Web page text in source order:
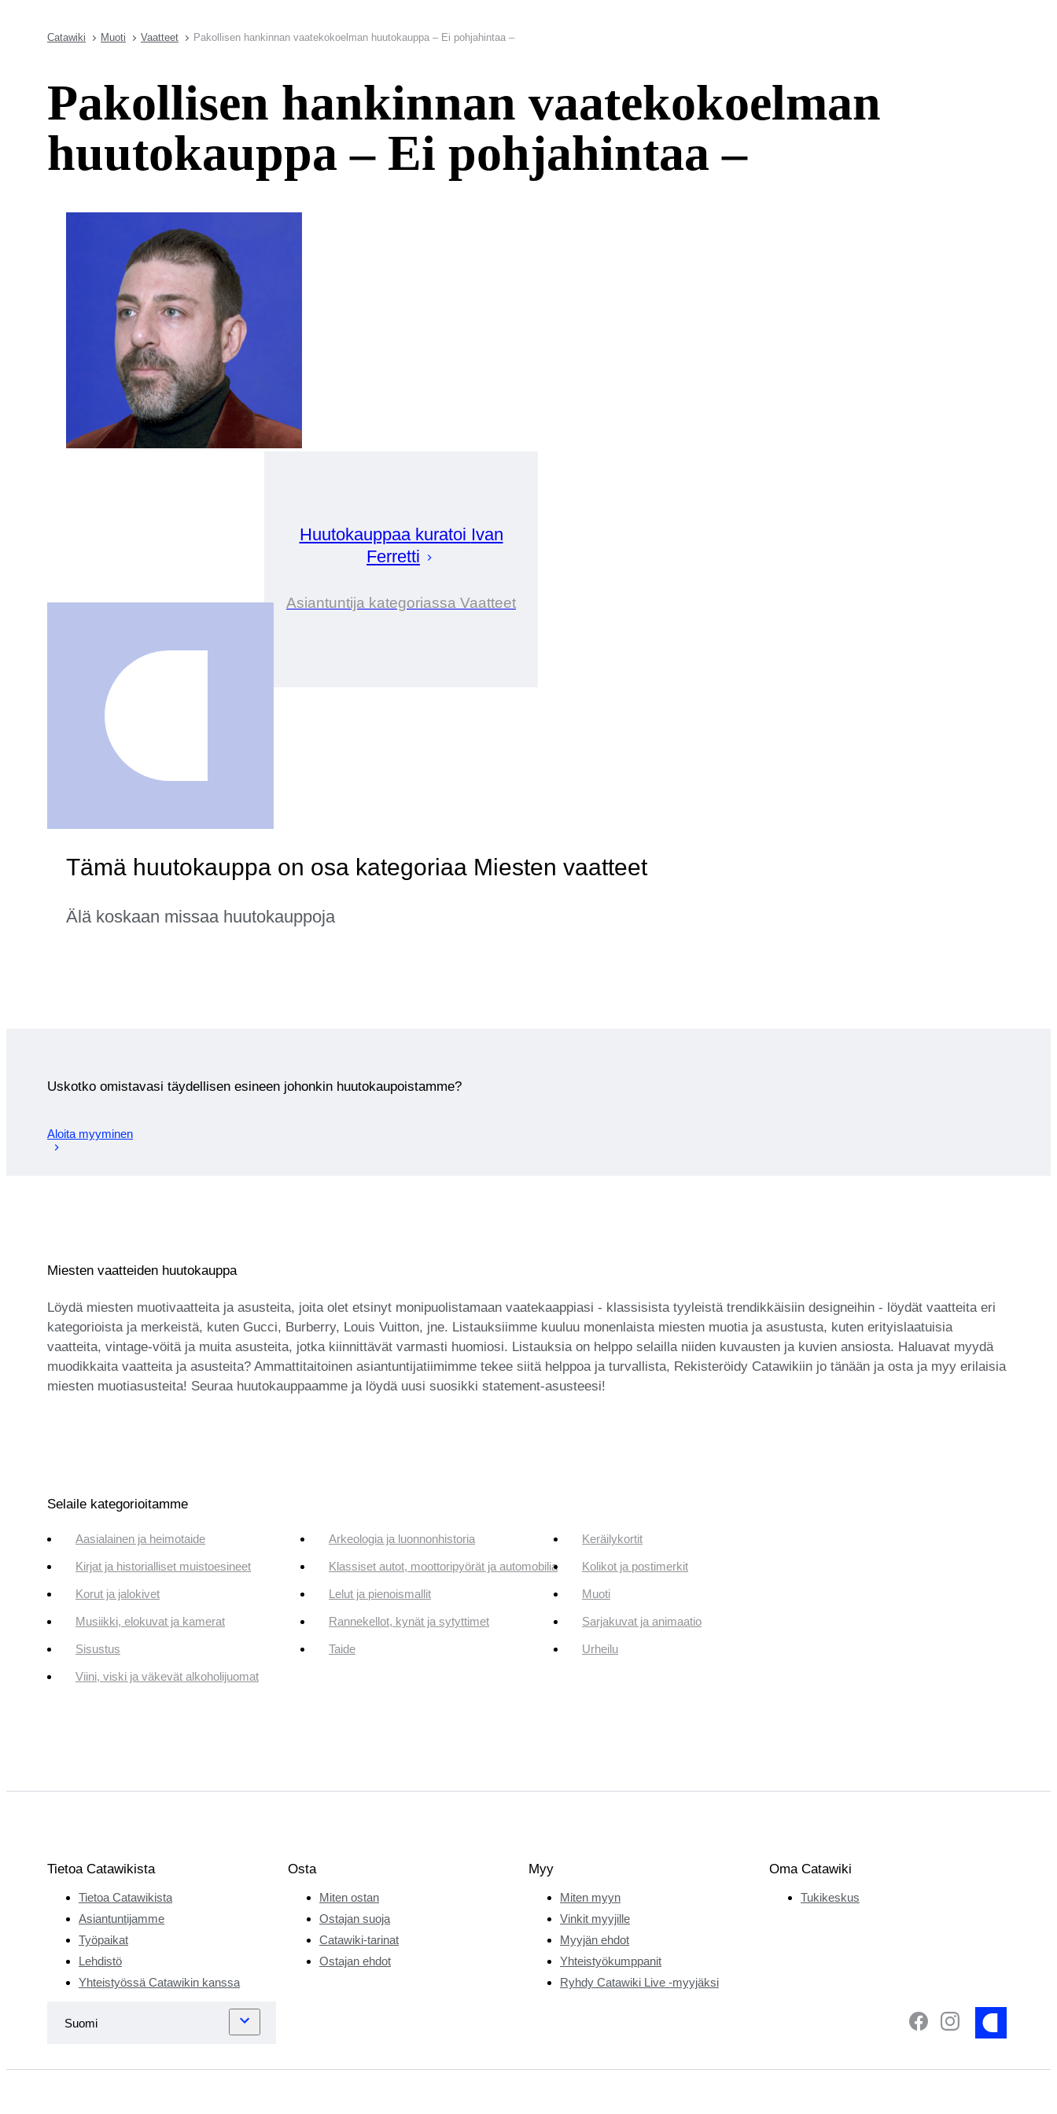
Catawiki Muoti Vaatteet Pakollisen hankinnan vaatekokoelman huutokauppa – Ei pohjahintaa –
Pakollisen hankinnan vaatekokoelman
huutokauppa – Ei pohjahintaa –
Huutokauppaa kuratoi Ivan
Ferretti
Asiantuntija kategoriassa Vaatteet
Tämä huutokauppa on osa kategoriaa Miesten vaatteet
Älä koskaan missaa huutokauppoja
Uskotko omistavasi täydellisen esineen johonkin huutokaupoistamme?
Aloita myyminen
Miesten vaatteiden huutokauppa
Löydä miesten muotivaatteita ja asusteita, joita olet etsinyt monipuolistamaan vaatekaappiasi - klassisista tyyleistä trendikkäisiin designeihin - löydät vaatteita eri
kategorioista ja merkeistä, kuten Gucci, Burberry, Louis Vuitton, jne. Listauksiimme kuuluu monenlaista miesten muotia ja asustusta, kuten erityislaatuisia
vaatteita, vintage-vöitä ja muita asusteita, jotka kiinnittävät varmasti huomiosi. Listauksia on helppo selailla niiden kuvausten ja kuvien ansiosta. Haluavat myydä
muodikkaita vaatteita ja asusteita? Ammattitaitoinen asiantuntijatiimimme tekee siitä helppoa ja turvallista, Rekisteröidy Catawikiin jo tänään ja osta ja myy erilaisia
miesten muotiasusteita! Seuraa huutokauppaamme ja löydä uusi suosikki statement-asusteesi!
Selaile kategorioitamme
Aasialainen ja heimotaide Arkeologia ja luonnonhistoria Keräilykortit
Kirjat ja historialliset muistoesineet Klassiset autot, moottoripyörät ja automobilia Kolikot ja postimerkit
Korut ja jalokivet Lelut ja pienoismallit Muoti
Musiikki, elokuvat ja kamerat Rannekellot, kynät ja sytyttimet Sarjakuvat ja animaatio
Sisustus Taide Urheilu
Viini, viski ja väkevät alkoholijuomat
Tietoa Catawikista
Tietoa Catawikista
Asiantuntijamme
Työpaikat
Lehdistö
Yhteistyössä Catawikin kanssa
Osta
Miten ostan
Ostajan suoja
Catawiki-tarinat
Ostajan ehdot
Myy
Miten myyn
Vinkit myyjille
Myyjän ehdot
Yhteistyökumppanit
Ryhdy Catawiki Live -myyjäksi
Oma Catawiki
Tukikeskus